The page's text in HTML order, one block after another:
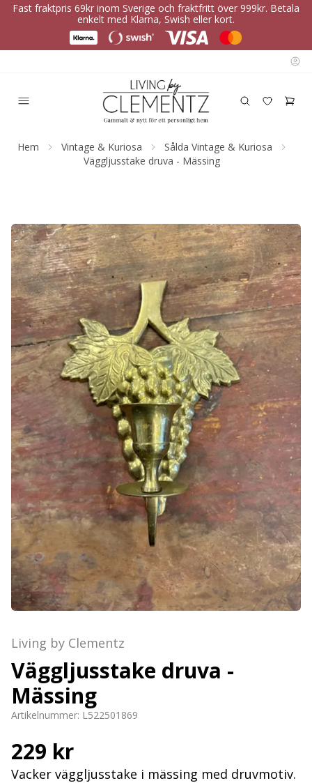
Fast fraktpris 69kr inom Sverige och fraktfritt över 999kr. Betala
enkelt med Klarna, Swish eller kort.
Hem Vintage & Kuriosa
Sålda Vintage & Kuriosa
Väggljusstake druva - Mässing
Living by Clementz
Väggljusstake druva -
Mässing
Artikelnummer: L522501869
229 kr
Vacker väggljusstake i mässing med druvmotiv.